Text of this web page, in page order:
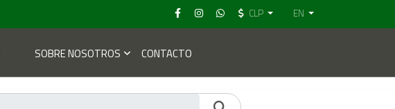
CLP EN
SOBRE NOSOTROS CONTACTO